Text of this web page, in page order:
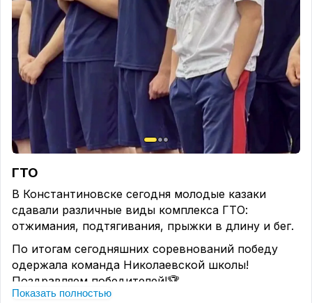
Пост участвует в конкурсе✅
Акция!🔥
Подробности по клику.
"Рось Мебель"Константиновск.
Поделись ссылкой нашего канала:
https://m-x.su/konstlive
ГТО
В Константиновске сегодня молодые казаки
сдавали различные виды комплекса ГТО:
отжимания, подтягивания, прыжки в длину и бег.
По итогам сегодняшних соревнований победу
одержала команда Николаевской школы!
Поздравляем победителей!🏆
Показать полностью